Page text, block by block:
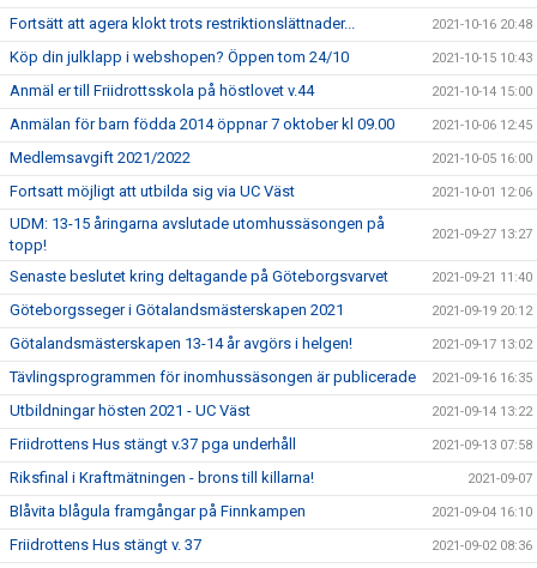
Fortsätt att agera klokt trots restriktionslättnader... 2021-10-16 20:48
Köp din julklapp i webshopen? Öppen tom 24/10 2021-10-15 10:43
Anmäl er till Friidrottsskola på höstlovet v.44 2021-10-14 15:00
Anmälan för barn födda 2014 öppnar 7 oktober kl 09.00 2021-10-06 12:45
Medlemsavgift 2021/2022 2021-10-05 16:00
Fortsatt möjligt att utbilda sig via UC Väst 2021-10-01 12:06
UDM: 13-15 åringarna avslutade utomhussäsongen på
topp!
2021-09-27 13:27
Senaste beslutet kring deltagande på Göteborgsvarvet 2021-09-21 11:40
Göteborgsseger i Götalandsmästerskapen 2021 2021-09-19 20:12
Götalandsmästerskapen 13-14 år avgörs i helgen! 2021-09-17 13:02
Tävlingsprogrammen för inomhussäsongen är publicerade 2021-09-16 16:35
Utbildningar hösten 2021 - UC Väst 2021-09-14 13:22
Friidrottens Hus stängt v.37 pga underhåll 2021-09-13 07:58
Riksfinal i Kraftmätningen - brons till killarna! 2021-09-07
Blåvita blågula framgångar på Finnkampen 2021-09-04 16:10
Friidrottens Hus stängt v. 37 2021-09-02 08:36